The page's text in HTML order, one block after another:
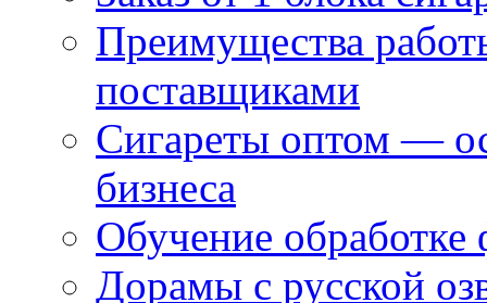
Преимущества
поставщиками
Сигареты оптом —
бизнеса
Обучение
Дорамы с русской